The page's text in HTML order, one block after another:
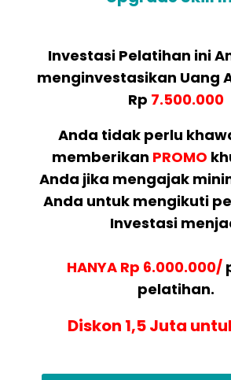
Investasi Pelatihan ini
menginvestasikan Uang
Rp 7.500.000
Anda tidak perlu
memberikan PROMO
Anda jika mengajak
Anda untuk mengikuti
Investasi
HANYA Rp 6.000.000/
pelatihan.
Diskon 1,5 Juta